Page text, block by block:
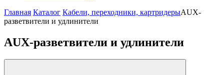
Главная Каталог Кабели, переходники, картридерыAUX-
разветвители и удлинители
AUX-разветвители и удлинители